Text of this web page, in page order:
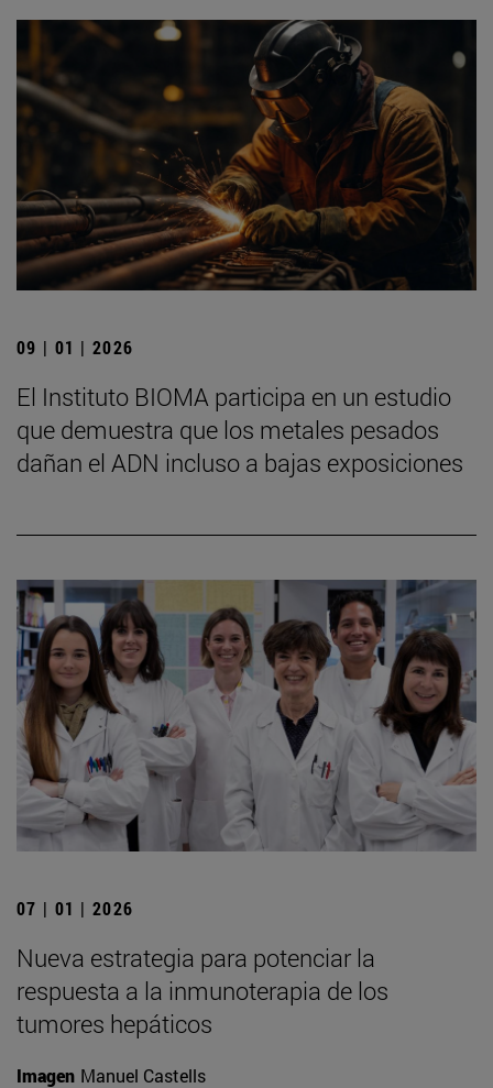
09 | 01 | 2026
El Instituto BIOMA participa en un estudio
que demuestra que los metales pesados
dañan el ADN incluso a bajas exposiciones
07 | 01 | 2026
Nueva estrategia para potenciar la
respuesta a la inmunoterapia de los
tumores hepáticos
Imagen Manuel Castells